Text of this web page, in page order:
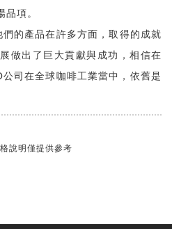
項。
的產品在許多方面，取得的成就
做出了巨大貢獻與成功，相信在
司在全球咖啡工業當中，依舊是
說明僅提供參考